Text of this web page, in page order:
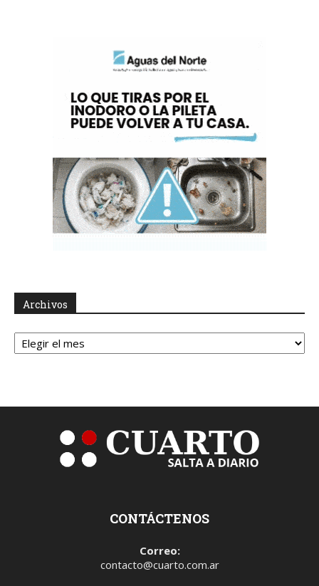
Archivos
Archivos
CONTÁCTENOS
Correo:
contacto@cuarto.com.ar